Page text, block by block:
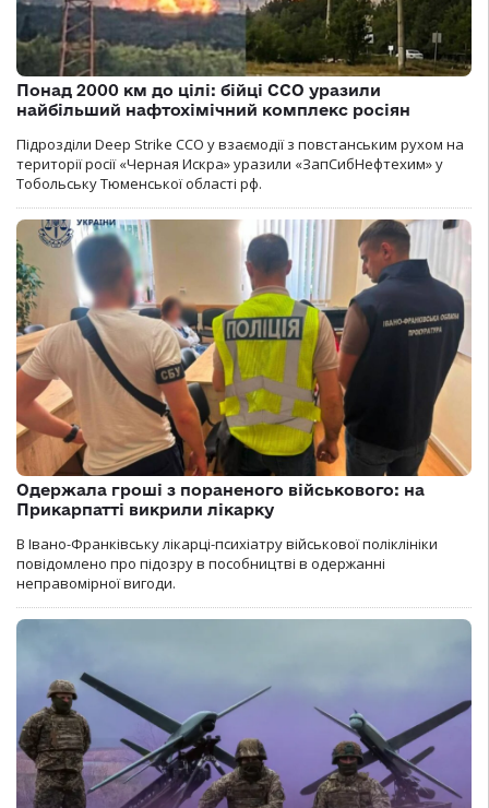
Понад 2000 км до цілі: бійці ССО уразили
найбільший нафтохімічний комплекс росіян
Підрозділи Deep Strike ССО у взаємодії з повстанським рухом на
території росії «Черная Искра» уразили «ЗапСибНефтехим» у
Тобольську Тюменської області рф.
Одержала гроші з пораненого військового: на
Прикарпатті викрили лікарку
В Івано-Франківську лікарці-психіатру військової поліклініки
повідомлено про підозру в пособництві в одержанні
неправомірної вигоди.